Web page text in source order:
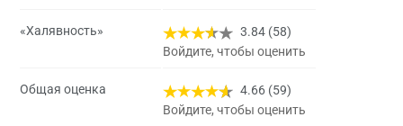
«Халявность»
3.84 (58)
Войдите, чтобы оценить
Общая оценка
4.66 (59)
Войдите, чтобы оценить